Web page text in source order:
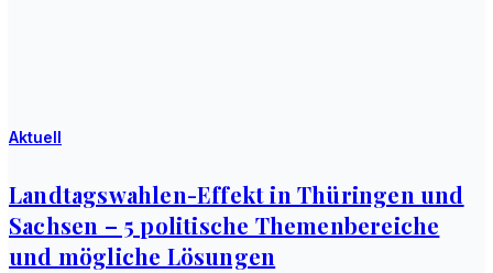
Aktuell
Landtagswahlen-Effekt in Thüringen und
Sachsen – 5 politische Themenbereiche
und mögliche Lösungen